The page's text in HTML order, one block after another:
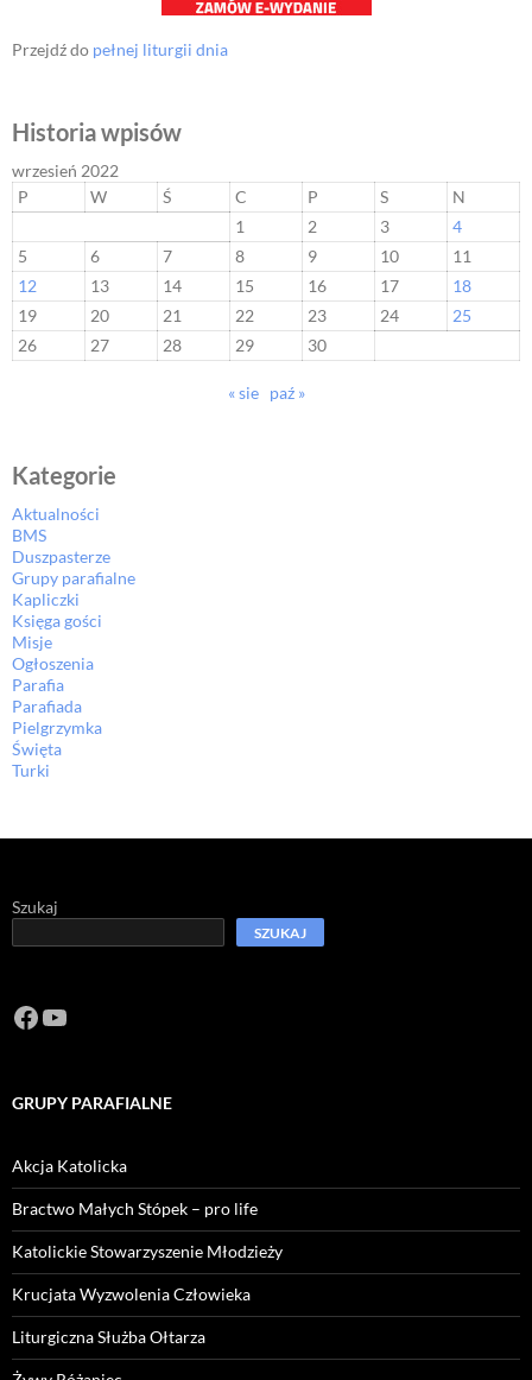
Przejdź do pełnej liturgii dnia
Historia wpisów
wrzesień 2022
P
W Ś C P S
N
1
2 3
4
5
6 7 8 9 10
11
12
13 14 15 16 17
18
19
20 21 22 23 24
25
26
27 28 29 30
« sie paź »
Kategorie
Aktualności
BMS
Duszpasterze
Grupy parafialne
Kapliczki
Księga gości
Misje
Ogłoszenia
Parafia
Parafiada
Pielgrzymka
Święta
Turki
Szukaj
SZUKAJ
Facebook
https://www.youtube.com/channel/
GRUPY PARAFIALNE
Akcja Katolicka
Bractwo Małych Stópek – pro life
Katolickie Stowarzyszenie Młodzieży
Krucjata Wyzwolenia Człowieka
Liturgiczna Służba Ołtarza